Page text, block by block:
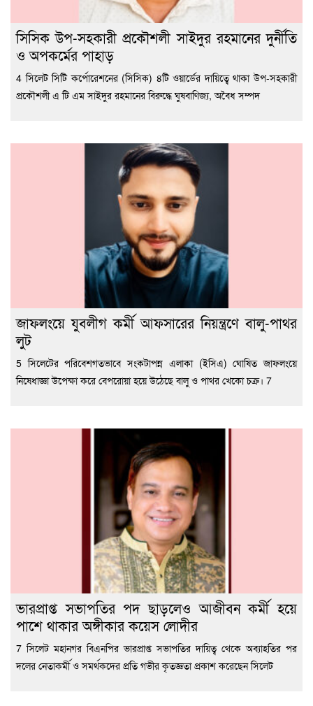
সিসিক উপ-সহকারী প্রকৌশলী সাইদুর রহমানের দুর্নীতি
ও অপকর্মের পাহাড়
4 সিলেট সিটি কর্পোরেশনের (সিসিক) ৪টি ওয়ার্ডের দায়িত্বে থাকা উপ-সহকারী
প্রকৌশলী এ টি এম সাইদুর রহমানের বিরুদ্ধে ঘুষবাণিজ্য, অবৈধ সম্পদ
জাফলংয়ে যুবলীগ কর্মী আফসারের নিয়ন্ত্রণে বালু-পাথর
লুট
5 সিলেটের পরিবেশগতভাবে সংকটাপন্ন এলাকা (ইসিএ) ঘোষিত জাফলংয়ে
নিষেধাজ্ঞা উপেক্ষা করে বেপরোয়া হয়ে উঠেছে বালু ও পাথর খেকো চক্র। 7
ভারপ্রাপ্ত সভাপতির পদ ছাড়লেও আজীবন কর্মী হয়ে
পাশে থাকার অঙ্গীকার কয়েস লোদীর
7 সিলেট মহানগর বিএনপির ভারপ্রাপ্ত সভাপতির দায়িত্ব থেকে অব্যাহতির পর
দলের নেতাকর্মী ও সমর্থকদের প্রতি গভীর কৃতজ্ঞতা প্রকাশ করেছেন সিলেট